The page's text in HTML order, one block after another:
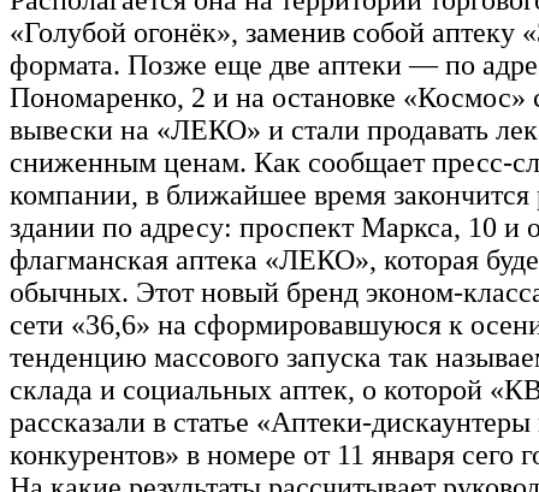
«Голубой огонёк», заменив собой аптеку
формата. Позже еще две аптеки — по
Пономаренко, 2 и на остановке «Космос»
вывески на «ЛЕКО» и стали продавать
сниженным ценам. Как сообщает пресс-
компании, в ближайшее время закончится
здании по адресу: проспект Маркса, 10 и
флагманская аптека «ЛЕКО», которая
обычных. Этот новый бренд эконом-
сети «36,6» на сформировавшуюся к
тенденцию массового запуска так
склада и социальных аптек, о которой
рассказали в статье «Аптеки-
конкурентов» в номере от 11 января сего